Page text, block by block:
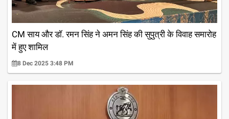
CM साय और डॉ. रमन सिंह ने अमन सिंह की सुपुत्री के विवाह समारोह
में हुए शामिल
8 Dec 2025 3:48 PM